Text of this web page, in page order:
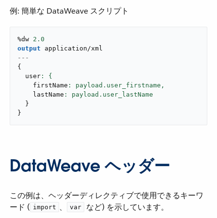
例: 簡単な DataWeave スクリプト
%dw 2.0
output
application/xml
---
{
  user
    firstName
: payload.user_firstname,
    lastName
}
}
DataWeave ヘッダー
この例は、ヘッダーディレクティブで使用できるキーワ
ード (​ import ​、​ var
​ など) を示しています。